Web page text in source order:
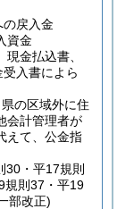
戻入金
資金
金払込書、
入書によら
の区域外に住
会計管理者が
えて、公金指
・平17規則
規則37・平19
部改正)